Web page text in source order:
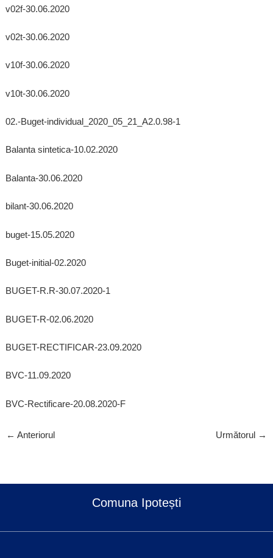
v02f-30.06.2020
v02t-30.06.2020
v10f-30.06.2020
v10t-30.06.2020
02.-Buget-individual_2020_05_21_A2.0.98-1
Balanta sintetica-10.02.2020
Balanta-30.06.2020
bilant-30.06.2020
buget-15.05.2020
Buget-initial-02.2020
BUGET-R.R-30.07.2020-1
BUGET-R-02.06.2020
BUGET-RECTIFICAR-23.09.2020
BVC-11.09.2020
BVC-Rectificare-20.08.2020-F
← Anteriorul Următorul →
Comuna Ipotești